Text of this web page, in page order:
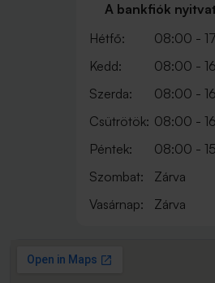
A bankfiók
Hétfő:
08:00 -
Kedd:
08:00 -
Szerda:
08:00 -
Csütrötök: 08:00 -
Péntek:
08:00 -
Szombat:
Zárva
Vasárnap:
Zárva